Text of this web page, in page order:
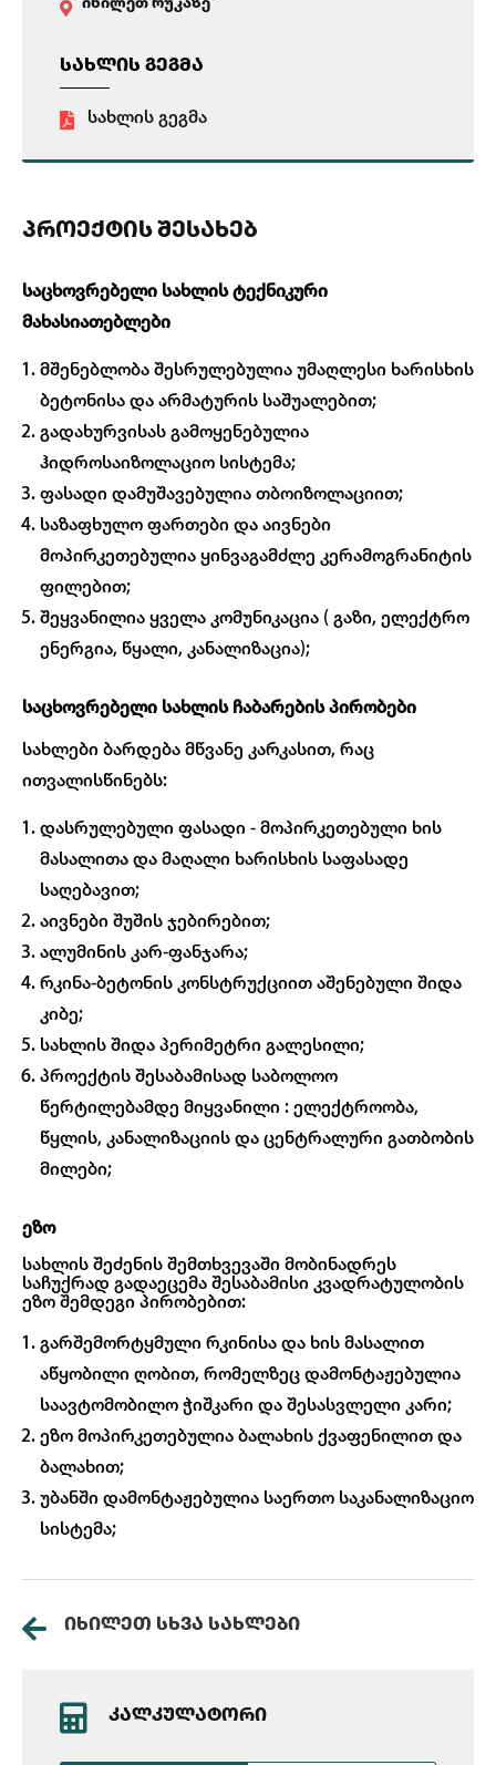
იხილეთ რუკაზე
ᲡᲐᲮᲚᲘᲡ ᲒᲔᲒᲛᲐ
სახლის გეგმა
ᲞᲠᲝᲔᲥᲢᲘᲡ ᲨᲔᲡᲐᲮᲔᲑ
საცხოვრებელი სახლის ტექნიკური
მახასიათებლები
მშენებლობა შესრულებულია უმაღლესი ხარისხის
ბეტონისა და არმატურის საშუალებით;
გადახურვისას გამოყენებულია
ჰიდროსაიზოლაციო სისტემა;
ფასადი დამუშავებულია თბოიზოლაციით;
საზაფხულო ფართები და აივნები
მოპირკეთებულია ყინვაგამძლე კერამოგრანიტის
ფილებით;
შეყვანილია ყველა კომუნიკაცია ( გაზი, ელექტრო
ენერგია, წყალი, კანალიზაცია);
საცხოვრებელი სახლის ჩაბარების პირობები
სახლები ბარდება მწვანე კარკასით, რაც
ითვალისწინებს:
დასრულებული ფასადი - მოპირკეთებული ხის
მასალითა და მაღალი ხარისხის საფასადე
საღებავით;
აივნები შუშის ჯებირებით;
ალუმინის კარ-ფანჯარა;
რკინა-ბეტონის კონსტრუქციით აშენებული შიდა
კიბე;
სახლის შიდა პერიმეტრი გალესილი;
პროექტის შესაბამისად საბოლოო
წერტილებამდე მიყვანილი : ელექტროობა,
წყლის, კანალიზაციის და ცენტრალური გათბობის
მილები;
ეზო
სახლის შეძენის შემთხვევაში მობინადრეს
საჩუქრად გადაეცემა შესაბამისი კვადრატულობის
ეზო შემდეგი პირობებით:
გარშემორტყმული რკინისა და ხის მასალით
აწყობილი ღობით, რომელზეც დამონტაჟებულია
საავტომობილო ჭიშკარი და შესასვლელი კარი;
ეზო მოპირკეთებულია ბალახის ქვაფენილით და
ბალახით;
უბანში დამონტაჟებულია საერთო საკანალიზაციო
სისტემა;
ᲘᲮᲘᲚᲔᲗ ᲡᲮᲕᲐ ᲡᲐᲮᲚᲔᲑᲘ
ᲙᲐᲚᲙᲣᲚᲐᲢᲝᲠᲘ